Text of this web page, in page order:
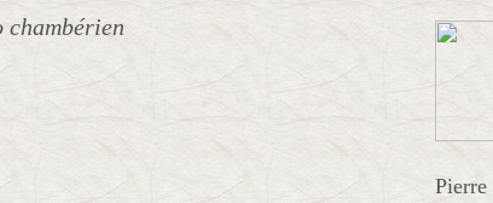
chambérien
Pierre